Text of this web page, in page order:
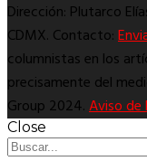
Dirección: Plutarco
CDMX. Contacto:
columnistas en los
precisamente del
Group 2024.Aviso de
Close